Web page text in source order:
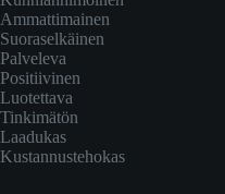
Ammattimainen
Suoraselkäinen
Palveleva
Positiivinen
Luotettava
Tinkimätön
Laadukas
Kustannustehokas